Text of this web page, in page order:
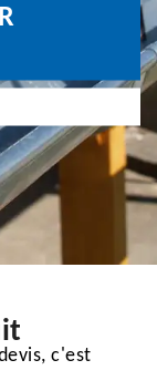
c'est